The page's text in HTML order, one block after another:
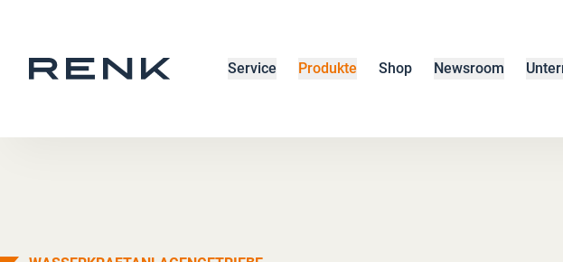
Service Produkte Shop Newsroom